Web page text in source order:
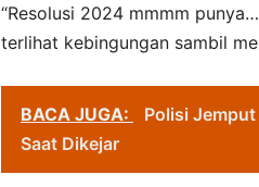
“Resolusi 2024 mmmm
terlihat kebingungan sambil
BACA JUGA:
Polisi
Saat Dikejar